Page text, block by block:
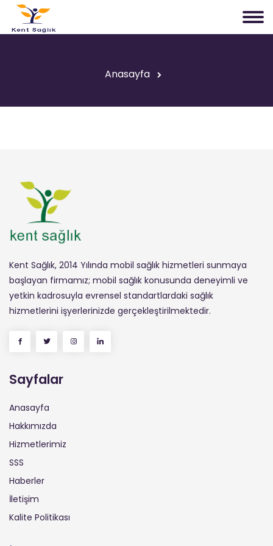
Anasayfa
Kent Sağlık, 2014 Yılında mobil sağlık hizmetleri sunmaya
başlayan firmamız; mobil sağlık konusunda deneyimli ve
yetkin kadrosuyla evrensel standartlardaki sağlık
hizmetlerini işyerlerinizde gerçekleştirilmektedir.
Sayfalar
Anasayfa
Hakkımızda
Hizmetlerimiz
SSS
Haberler
İletişim
Kalite Politikası